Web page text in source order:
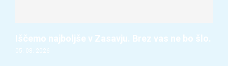
Iščemo najboljše v Zasavju. Brez vas ne bo šlo.
05. 08. 2026